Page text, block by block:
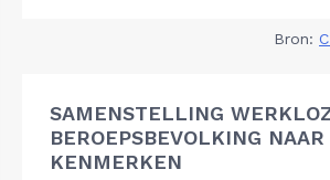
Bron:
SAMENSTELLING
BEROEPSBEVOLKING NAAR
KENMERKEN